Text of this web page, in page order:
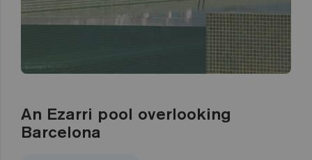
An Ezarri pool overlooking
Barcelona